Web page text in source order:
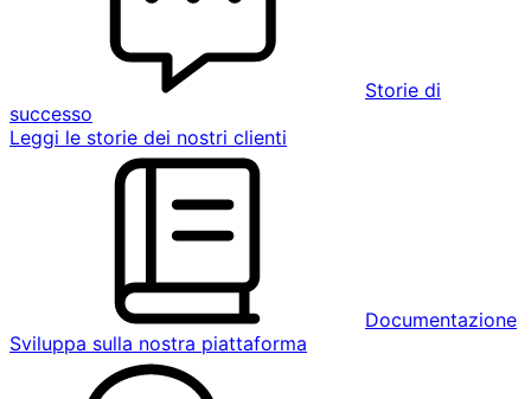
Storie di
successo
Leggi le storie dei nostri clienti
Documentazione
Sviluppa sulla nostra piattaforma